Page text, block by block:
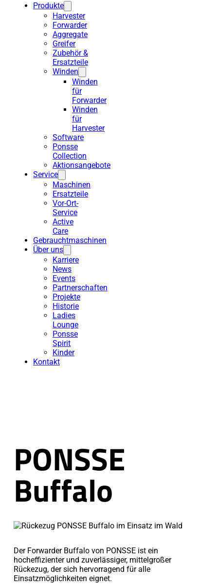
Produkte
Harvester
Forwarder
Aggregate
Greifer
Zubehör &
Ersatzteile
Winden
Winden
für
Forwarder
Winden
für
Harvester
Software
Ponsse
Collection
Aktionsangebote
Service
Maschinen
Ersatzteile
Vor-Ort-
Service
Active
Care
Gebrauchtmaschinen
Über uns
Karriere
News
Events
Partnerschaften
Projekte
Historie
Ladies
Lounge
Ponsse
Spirit
Kinder
Kontakt
PONSSE
Buffalo
Der Forwarder Buffalo von PONSSE ist ein
hocheffizienter und zuverlässiger, mittelgroßer
Rückezug, der sich hervorragend für alle
Einsatzmöglichkeiten eignet.